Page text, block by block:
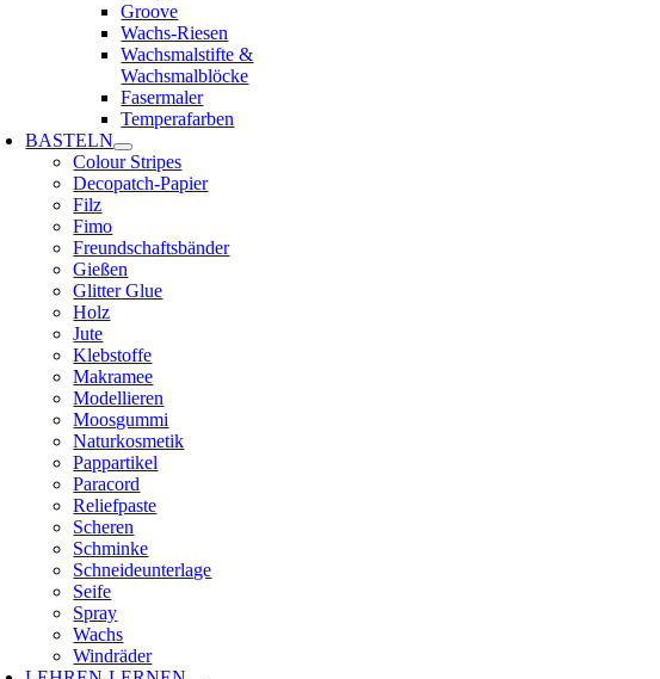
Groove
Wachs-Riesen
Wachsmalstifte &
Wachsmalblöcke
Fasermaler
Temperafarben
BASTELN
Colour Stripes
Decopatch-Papier
Filz
Fimo
Freundschaftsbänder
Gießen
Glitter Glue
Holz
Jute
Klebstoffe
Makramee
Modellieren
Moosgummi
Naturkosmetik
Pappartikel
Paracord
Reliefpaste
Scheren
Schminke
Schneideunterlage
Seife
Spray
Wachs
Windräder